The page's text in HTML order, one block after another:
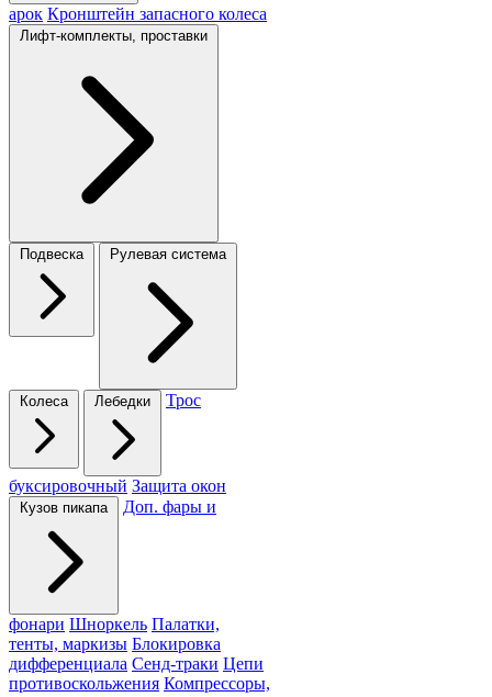
арок Кронштейн запасного колеса
Лифт-комплекты, проставки
Подвеска Рулевая система
Колеса Лебедки Трос
буксировочный Защита окон
Кузов пикапа Доп. фары и
фонари Шноркель Палатки,
тенты, маркизы Блокировка
дифференциала Сенд-траки Цепи
противоскольжения Компрессоры,